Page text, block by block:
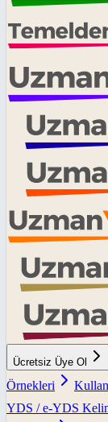
Ücretsiz Üye Ol
Örnekleri
YDS / e-YDS